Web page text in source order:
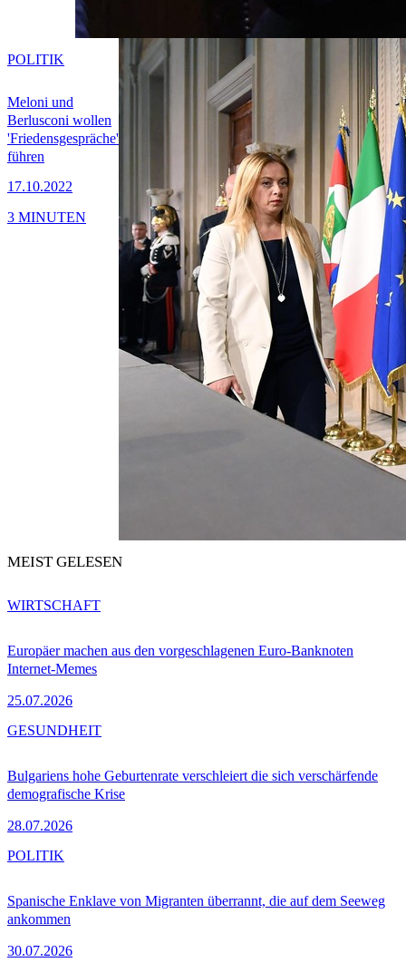
Meloni und
Berlusconi wollen
'Friedensgespräche'
führen
17.10.2022
POLITIK
3 MINUTEN
MEIST GELESEN
Europäer machen aus den vorgeschlagenen Euro-Banknoten
Internet-Memes
25.07.2026
WIRTSCHAFT
Bulgariens hohe Geburtenrate verschleiert die sich verschärfende
demografische Krise
28.07.2026
GESUNDHEIT
Spanische Enklave von Migranten überrannt, die auf dem Seeweg
ankommen
30.07.2026
POLITIK